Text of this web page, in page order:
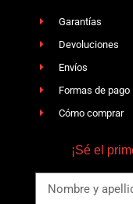
Garantías
Devoluciones
Envíos
Formas de pago
Cómo comprar
¡Sé el